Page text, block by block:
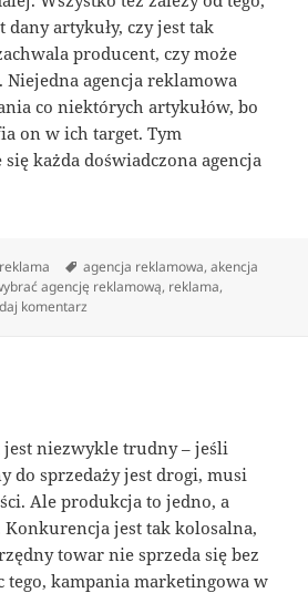
artykuły, czy jest tak
producent, czy może
Niejedna agencja reklamowa
co niektórych artykułów, bo
on w ich target. Tym
każda doświadczona agencja
Kategorie
reklama Tagi
agencja reklamowa,akencja
agencję reklamową, reklama,
komentarz
jest niezwykle trudny – jeśli
do sprzedaży jest drogi, musi
Ale produkcja to jedno, a
Konkurencja jest tak kolosalna,
towar nie sprzeda się bez
tego, kampania marketingowa w